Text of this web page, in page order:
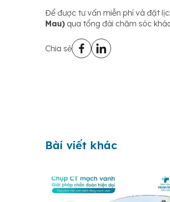
Để được tư vấn miễn phí và đặt
Mau) qua tổng đài chăm sóc
Chia sẻ
Bài viết khác